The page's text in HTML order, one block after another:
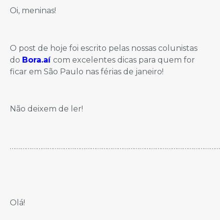
Oi, meninas!
O post de hoje foi escrito pelas nossas colunistas
do Bora.aí com excelentes dicas para quem for
ficar em São Paulo nas férias de janeiro!
Não deixem de ler!
Olá!